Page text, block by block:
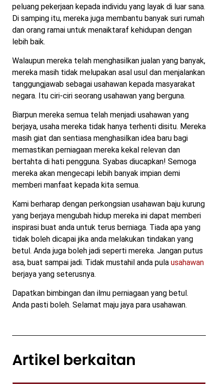
peluang pekerjaan kepada individu yang layak di luar sana.
Di samping itu, mereka juga membantu banyak suri rumah
dan orang ramai untuk menaiktaraf kehidupan dengan
lebih baik.
Walaupun mereka telah menghasilkan jualan yang banyak,
mereka masih tidak melupakan asal usul dan menjalankan
tanggungjawab sebagai usahawan kepada masyarakat
negara. Itu ciri-ciri seorang usahawan yang berguna.
Biarpun mereka semua telah menjadi usahawan yang
berjaya, usaha mereka tidak hanya terhenti disitu. Mereka
masih giat dan sentiasa menghasilkan idea baru bagi
memastikan perniagaan mereka kekal relevan dan
bertahta di hati pengguna. Syabas diucapkan! Semoga
mereka akan mengecapi lebih banyak impian demi
memberi manfaat kepada kita semua.
Kami berharap dengan perkongsian usahawan baju kurung
yang berjaya mengubah hidup mereka ini dapat memberi
inspirasi buat anda untuk terus berniaga. Tiada apa yang
tidak boleh dicapai jika anda melakukan tindakan yang
betul. Anda juga boleh jadi seperti mereka. Jangan putus
asa, buat sampai jadi. Tidak mustahil anda pula usahawan
berjaya yang seterusnya.
Dapatkan bimbingan dan ilmu perniagaan yang betul.
Anda pasti boleh. Selamat maju jaya para usahawan.
Artikel berkaitan